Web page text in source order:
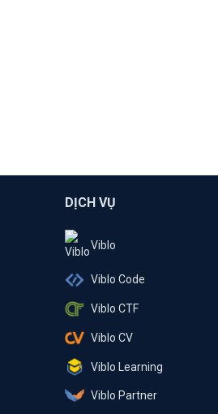
DỊCH VỤ
Viblo
Viblo Code
Viblo CTF
Viblo CV
Viblo Learning
Viblo Partner